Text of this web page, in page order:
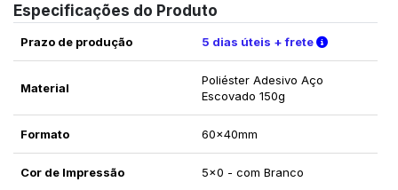
Especificações do Produto
Prazo de produção 5 dias úteis + frete Verifique
Material
Poliéster Adesivo Aço
Escovado 150g
Formato 60x40mm
Cor de Impressão 5x0 - com Branco